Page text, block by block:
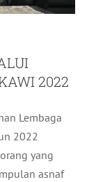
2022
Lembaga
2022
yang
asnaf